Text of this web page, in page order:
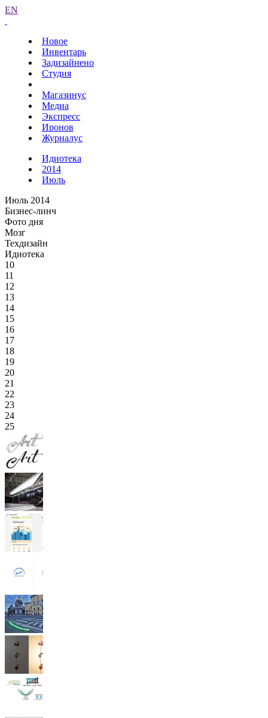
EN
Новое
Инвентарь
Задизайнено
Студия
Магазинус
Медиа
Экспресс
Иронов
Журналус
Идиотека
2014
Июль
Июль 2014
Бизнес-линч
Фото дня
Мозг
Техдизайн
Идиотека
10
11
12
13
14
15
16
17
18
19
20
21
22
23
24
25